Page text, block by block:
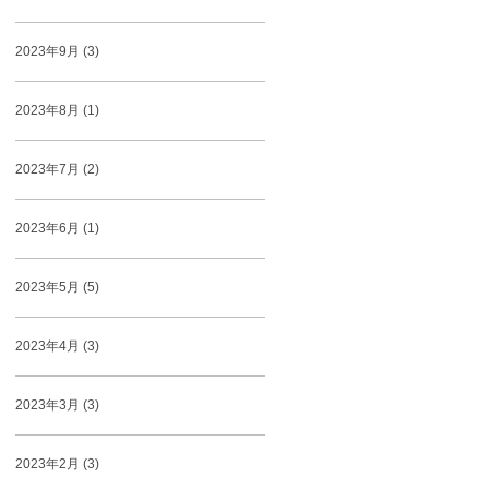
2023年9月 (3)
2023年8月 (1)
2023年7月 (2)
2023年6月 (1)
2023年5月 (5)
2023年4月 (3)
2023年3月 (3)
2023年2月 (3)